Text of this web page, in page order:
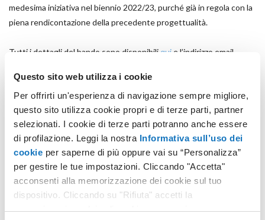
Questo sito web utilizza i cookie
Per offrirti un'esperienza di navigazione sempre migliore,
questo sito utilizza cookie propri e di terze parti, partner
selezionati. I cookie di terze parti potranno anche essere
di profilazione. Leggi la nostra Informativa sull’uso dei
cookie per saperne di più oppure vai su “Personalizza”
per gestire le tue impostazioni. Cliccando "Accetta"
acconsenti alla memorizzazione dei cookie sul tuo
dispositivo. Cliccando su "Rifiuta" accetti la
memorizzazione dei soli cookie necessari.
medesima iniziativa nel biennio 2022/23, purché già in regola con la
piena rendicontazione della precedente progettualità.
Tutti i dettagli del bando sono disponibili qui e l’indirizzo email
accogliere ogni possibile dubbio.
Non resta che preparare SPID, Firma Digitale, PEC e creatività: i
mercati esteri sono proverbialmente affamati di Made in Italy e con
questo particolare incentivo sarà molto più semplice e conveniente
attrezzarsi a tal fine.